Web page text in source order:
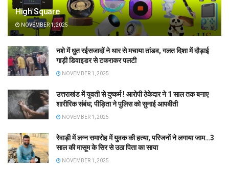
High Square
NOVEMBER 1, 2025
नशे में धुत रईसजादों ने थार से मचाया तांडव, गलत दिशा में दौड़ाई
गाड़ी डिवाइडर से टकराकर पलटी
NOVEMBER 1, 2025
उत्तराखंड में युवती से दुष्कर्म ! आरोपी ठेकेदार ने 1 साल तक बनाए
शारीरिक संबंध; पीड़िता ने पुलिस को सुनाई आपबीती
NOVEMBER 1, 2025
रेवाड़ी में लग्न समारोह में युवक की हत्या, परिजनों ने लगाया जाम…3
साल की मासूम के सिर से उठा पिता का साया
NOVEMBER 1, 2025